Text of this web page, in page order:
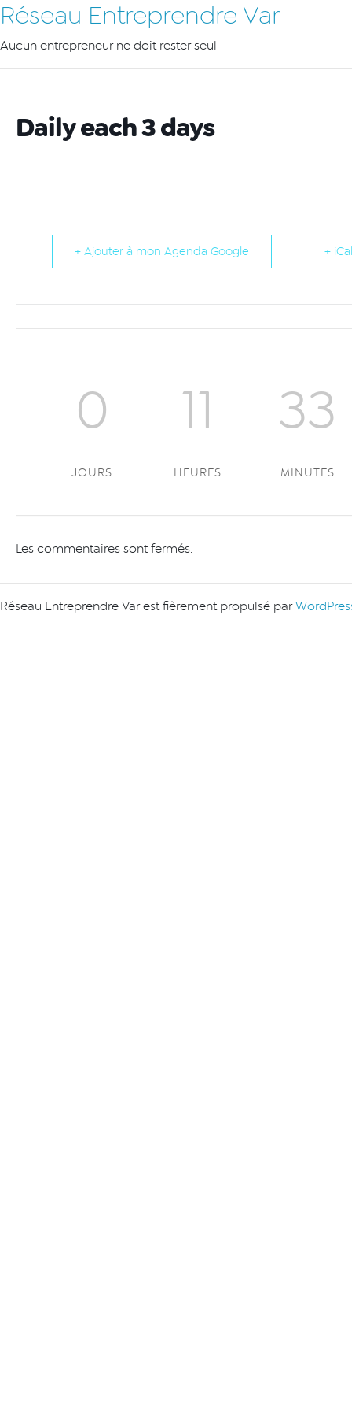
Réseau Entreprendre Var
Aucun entrepreneur ne doit rester seul
Daily each 3 days
+ Ajouter à mon Agenda Google +
0
JOURS
11
HEURES
33
MINUTES
Les commentaires sont fermés.
Réseau Entreprendre Var est fièrement propulsé par